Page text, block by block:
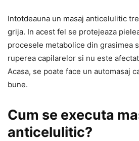
Intotdeauna un masaj anticelulitic
grija. In acest fel se protejeaza
procesele metabolice din grasimea
ruperea capilarelor si nu este
Acasa, se poate face un automasaj
bune.
Cum se executa
anticelulitic?